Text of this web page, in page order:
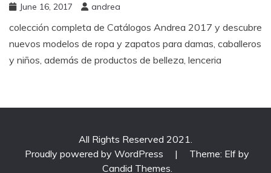
June 16, 2017 andrea
colección completa de Catálogos Andrea 2017 y descubre
nuevos modelos de ropa y zapatos para damas, caballeros
y niños, además de productos de belleza, lenceria
All Rights Reserved 2021.
Proudly powered by WordPress
|
Theme: Elf by
Candid Themes